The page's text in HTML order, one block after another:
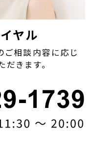
ヤル
ご相談内容に応じ
きます。